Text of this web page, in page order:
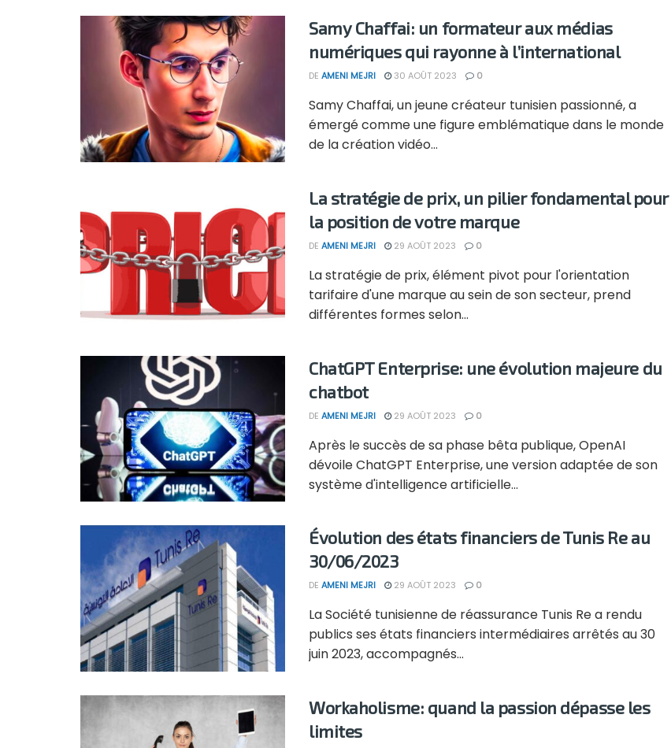
Samy Chaffai: un formateur aux médias
numériques qui rayonne à l’international
DE AMENI MEJRI 30 AOÛT 2023 0
Samy Chaffai, un jeune créateur tunisien passionné, a
émergé comme une figure emblématique dans le monde
de la création vidéo...
La stratégie de prix, un pilier fondamental pour
la position de votre marque
DE AMENI MEJRI 29 AOÛT 2023 0
La stratégie de prix, élément pivot pour l'orientation
tarifaire d'une marque au sein de son secteur, prend
différentes formes selon...
ChatGPT Enterprise: une évolution majeure du
chatbot
DE AMENI MEJRI 29 AOÛT 2023 0
Après le succès de sa phase bêta publique, OpenAI
dévoile ChatGPT Enterprise, une version adaptée de son
système d'intelligence artificielle...
Évolution des états financiers de Tunis Re au
30/06/2023
DE AMENI MEJRI 29 AOÛT 2023 0
La Société tunisienne de réassurance Tunis Re a rendu
publics ses états financiers intermédiaires arrêtés au 30
juin 2023, accompagnés...
Workaholisme: quand la passion dépasse les
limites